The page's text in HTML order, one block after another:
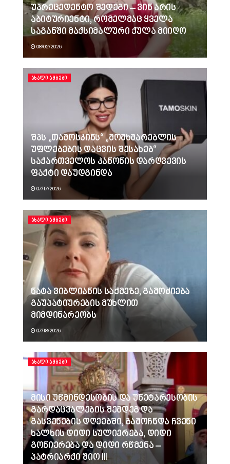
უპრეცედენტო შედეგი – ვინ არის
აბიტურიენტი, რომელმაც ყველა
საგანში მაქსიმალური ქულა მიიღო
08/02/2026
ᲐᲮᲐᲚᲘ ᲐᲛᲑᲔᲑᲘ
შპს „თამოსკინს“ „მომხმარებლის
უფლებების დაცვის შესახებ“
საქართველოს კანონის დარღვევის
ფაქტი დაუდგინდა
07/17/2026
ᲐᲮᲐᲚᲘ ᲐᲛᲑᲔᲑᲘ
ნატა ვიბლიანის საქმეზე, გამოძიება
გაუპატიურების მუხლით
მიმდინარეობს
07/18/2026
ᲐᲮᲐᲚᲘ ᲐᲛᲑᲔᲑᲘ
მისი უწმინდესობის და უნეტარესობის
გარდაცვალების შემდეგ და
გასვენების დღეებში, გამოჩნდა ჩვენი
ხალხის დიდი სულიერება, დიდი
გონიერება და დიდი რწმენა –
პატრიარქი შიო III